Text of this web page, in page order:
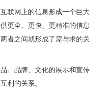
网上的信息形成一个巨大
更全、更快、更精准的信息
者之间就形成了需与求的关
品牌、文化的展示和宣传
利的关系。